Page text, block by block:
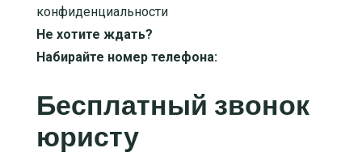
конфиденциальности
Не хотите ждать?
Набирайте номер телефона:
Бесплатный звонок
юристу